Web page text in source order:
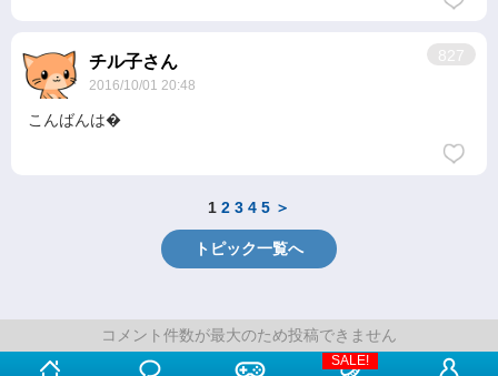
チル子さん
2016/10/01 20:48
827
こんばんは�
コメント件数が最大のため投稿できません
1 2 3 4 5 ＞
トピック一覧へ
コメント件数が最大のため投稿できません
SALE!